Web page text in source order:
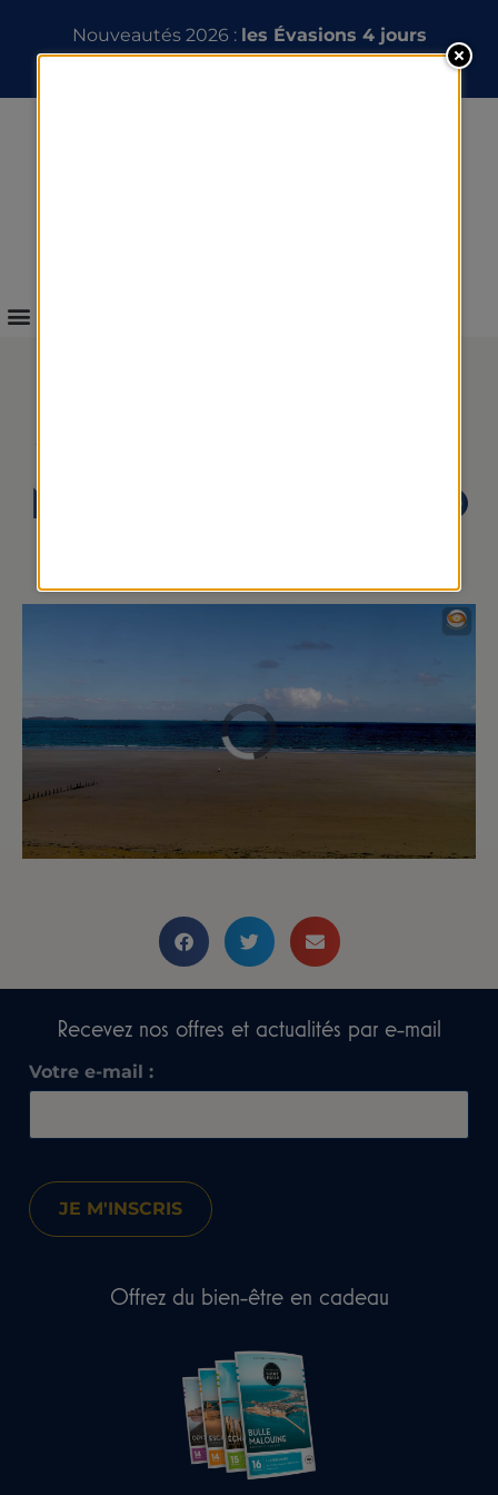
Nouveautés 2026 : les Évasions 4 jours
WEBCAM DES THERMES
MARINS DE SAINT-MALO
Offrez du bien-être en cadeau
Recevez nos offres et actualités par e-mail​
Votre e-mail :